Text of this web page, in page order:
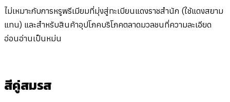
ไม่เหมาะกับการหรูพรีเมียมที่มุ่งสู่ทะเบียนแดงราชสำนัก (ใช้แดงสยาม
แทน) และสำหรับสินค้าอุปโภคบริโภคตลาดมวลชนที่ความละเอียด
อ่อนอ่านเป็นหม่น
สีคู่สมรส